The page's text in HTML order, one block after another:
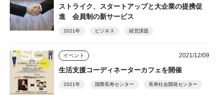
ストライク、スタートアップと大企業の提携促
進 会員制の新サービス
2021年 ビジネス 経営課題
イベント 2021/12/09
生活支援コーディネーターカフェを開催
2021年 国際長寿センター 長寿社会開発センター